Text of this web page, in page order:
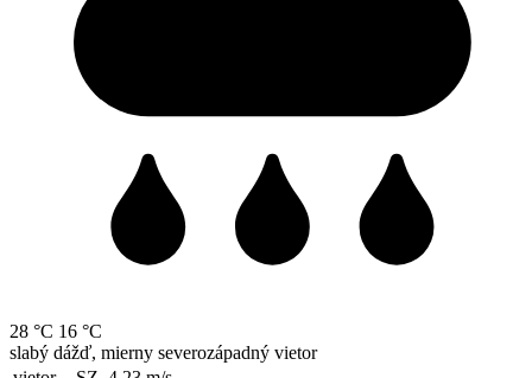
28 °C 16 °C
slabý dážď, mierny severozápadný vietor